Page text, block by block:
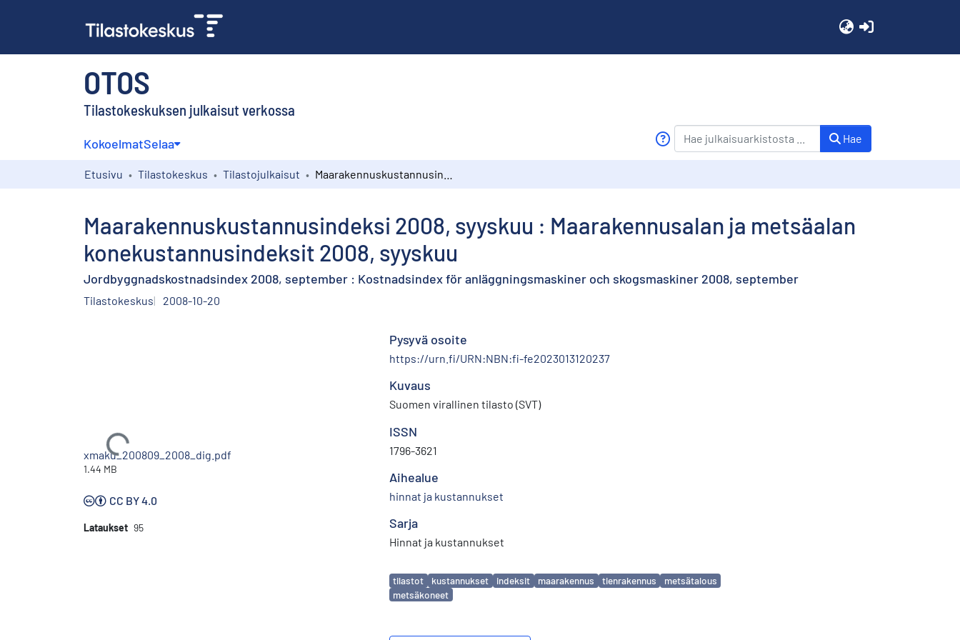
OTOS
Tilastokeskuksen julkaisut verkossa
KokoelmatSelaa Hae
Etusivu Tilastokeskus Tilastojulkaisut
Maarakennuskustannusindeksi 2008, syyskuu : Maarakennusalan ja metsäalan
konekustannusindeksit 2008, syyskuu
Jordbyggnadskostnadsindex 2008, september : Kostnadsindex för anläggningsmaskiner och skogsmaskiner 2008, september
Tilastokeskus 2008-10-20
Ladataan...
xmaku_200809_2008_dig.pdf
1.44 MB
CC BY 4.0
Lataukset 95
Pysyvä osoite
https://urn.fi/URN:NBN:fi-fe2023013120237
Kuvaus
Suomen virallinen tilasto (SVT)
ISSN
1796-3621
Aihealue
hinnat ja kustannukset
Sarja
Hinnat ja kustannukset
Avainsanat
tilastot kustannukset indeksit maarakennus tienrakennus
metsätalous
metsäkoneet